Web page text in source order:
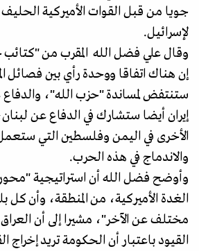
جويا من قبل القوات الأميركية الحليف
لإسرائيل.
وقال علي فضل الله المقرب من "كتائب
إن هناك اتفاقا ووحدة رأي بين فصائل
ستنتفض لمساندة "حزب الله"، والدفاع
إيران أيضا ستشارك في الدفاع عن
الأخرى في اليمن وفلسطين التي
والاندماج في هذه الحرب.
وأوضح فضل الله أن استراتيجية "محور
الغدة الأميركية، من المنطقة، وأن كل
مختلف عن الآخر"، مشيرا إلى أن
القيود باعتبار أن الحكومة تريد إخراج